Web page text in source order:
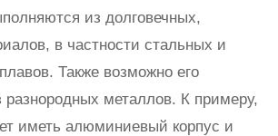
из долговечных,
в частности стальных и
Также возможно его
разнородных металлов. К примеру,
иметь алюминиевый корпус и